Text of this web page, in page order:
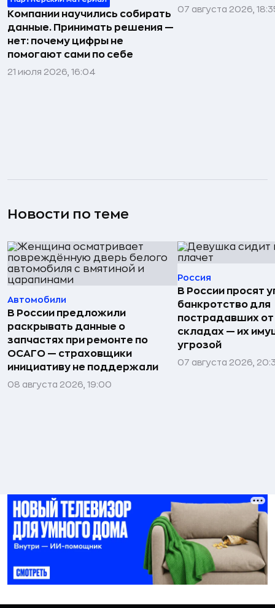
Компании научились собирать
данные. Принимать решения —
нет: почему цифры не
помогают сами по себе
21 июля 2026, 16:04
07 августа 2026,
Новости по теме
Автомобили
В России предложили
раскрывать данные о
запчастях при ремонте по
ОСАГО — страховщики
инициативу не поддержали
08 августа 2026, 19:00
Россия
В России просят
банкротство для
пострадавших
складах — их
угрозой
07 августа 2026,